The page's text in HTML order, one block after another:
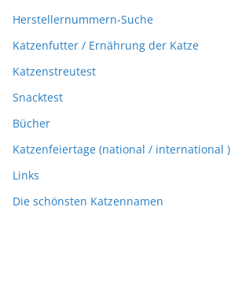
Herstellernummern-Suche
Katzenfutter / Ernährung der Katze
Katzenstreutest
Snacktest
Bücher
Katzenfeiertage (national / international )
Links
Die schönsten Katzennamen